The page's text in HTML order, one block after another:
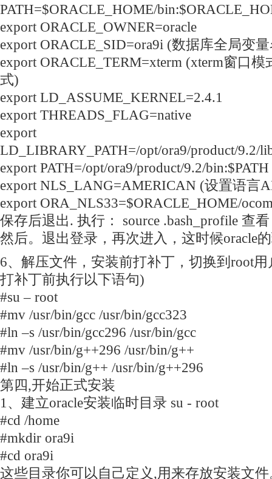
PATH=$ORACLE_HOME/
export ORACLE_OWNER=oracle
export ORACLE_SID=ora9i (数据库全局变
export ORACLE_TERM=xterm (xterm窗口
式)
export LD_ASSUME_KERNEL=2.4.1
export THREADS_FLAG=native
export
LD_LIBRARY_PATH=/opt/ora9/product/9.2/
export PATH=/opt/ora9/product/9.2/bin:$PATH
export NLS_LANG=AMERICAN (设置语言
export ORA_NLS33=$ORACLE_HOME/
保存后退出. 执行： source .bash_profile 查看
然后。退出登录，再次进入，这时候oracle
6、解压文件，安装前打补丁，切换到root
打补丁前执行以下语句)
#su – root
#mv /usr/bin/gcc /usr/bin/gcc323
#ln –s /usr/bin/gcc296 /usr/bin/gcc
#mv /usr/bin/g++296 /usr/bin/g++
#ln –s /usr/bin/g++ /usr/bin/g++296
第四,开始正式安装
1、建立oracle安装临时目录 su - root
#cd /home
#mkdir ora9i
#cd ora9i
这些目录你可以自己定义,用来存放安装文件